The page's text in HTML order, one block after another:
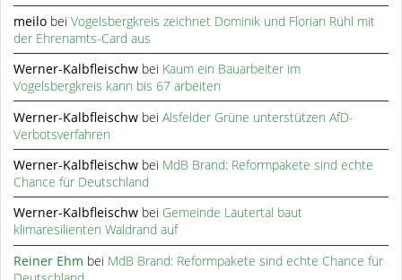
meilo beiVogelsbergkreis zeichnet Dominik und Florian Rühl mit
der Ehrenamts-Card aus
Werner-Kalbfleischw bei Kaum ein Bauarbeiter im
Vogelsbergkreis kann bis 67 arbeiten
Werner-Kalbfleischw beiAlsfelder Grüne unterstützen AfD-
Verbotsverfahren
Werner-Kalbfleischw bei MdB Brand: Reformpakete sind echte
Chance für Deutschland
Werner-Kalbfleischw bei Gemeinde Lautertal baut
klimaresilienten Waldrand auf
Reiner Ehm bei MdB Brand: Reformpakete sind echte Chance für